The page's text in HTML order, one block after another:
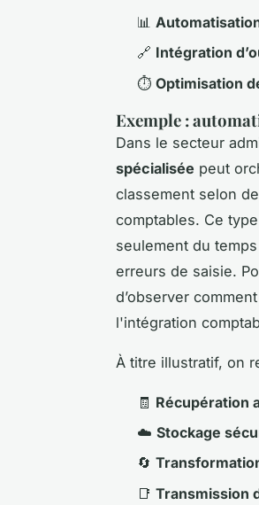
📊
🔗 Intégration
⏱ Optimisation
Exemple :
Dans le secteur
spécialisée peut
classement selon
comptables. Ce type
seulement du
erreurs de saisie.
d’observer
l'intégration
À titre illustratif, on
🧾 Récupération
☁️ Stockage
🔄
📑 Transmission